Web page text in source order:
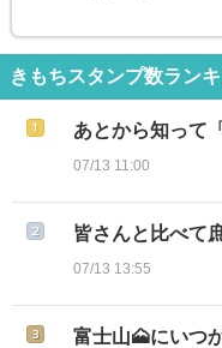
きもちスタンプ数ラン
あとから知って
07/13 11:00
皆さんと比べて
07/13 13:55
富士山🗻にいつ